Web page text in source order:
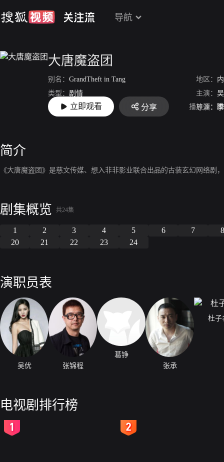
导航
大唐魔盗团
别名： GrandTheft in Tang 地区：
类型： 剧情 主演：
上映： 2019-02-20 导演：
立即观看 分享 播放源：
简介
《大唐魔盗团》是慈文传媒、想入非非影业联合出品的古装玄幻网络
剧集概览 共24集
1 2 3 4 5 6 7
20
21 22 23 24
演职员表
吴优 张锦程
葛铮
张承
杜子
电视剧排行榜